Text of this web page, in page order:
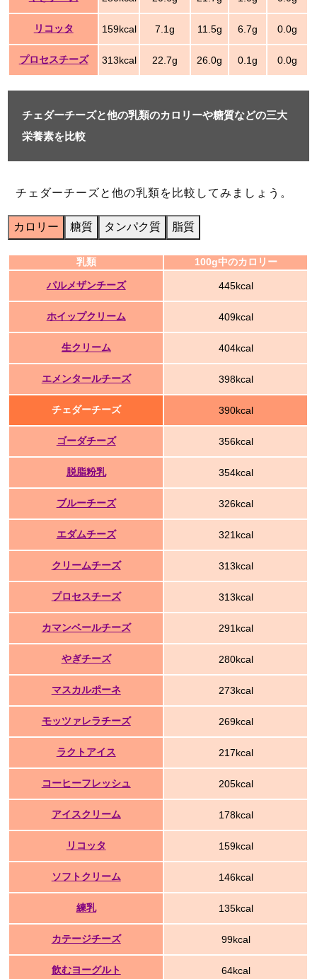
リコッタ 159kcal 7.1g 11.5g 6.7g 0.0g
プロセスチーズ 313kcal 22.7g 26.0g 0.1g 0.0g
チェダーチーズと他の乳類のカロリーや糖質などの三大
栄養素を比較
チェダーチーズと他の乳類を比較してみましょう。
カロリー 糖質 タンパク質 脂質
乳類 100g中のカロリー
パルメザンチーズ 445kcal
ホイップクリーム 409kcal
生クリーム 404kcal
エメンタールチーズ 398kcal
チェダーチーズ 390kcal
ゴーダチーズ 356kcal
脱脂粉乳 354kcal
ブルーチーズ 326kcal
エダムチーズ 321kcal
クリームチーズ 313kcal
プロセスチーズ 313kcal
カマンベールチーズ 291kcal
やぎチーズ 280kcal
マスカルポーネ 273kcal
モッツァレラチーズ 269kcal
ラクトアイス 217kcal
コーヒーフレッシュ 205kcal
アイスクリーム 178kcal
リコッタ 159kcal
ソフトクリーム 146kcal
練乳 135kcal
カテージチーズ 99kcal
飲むヨーグルト 64kcal